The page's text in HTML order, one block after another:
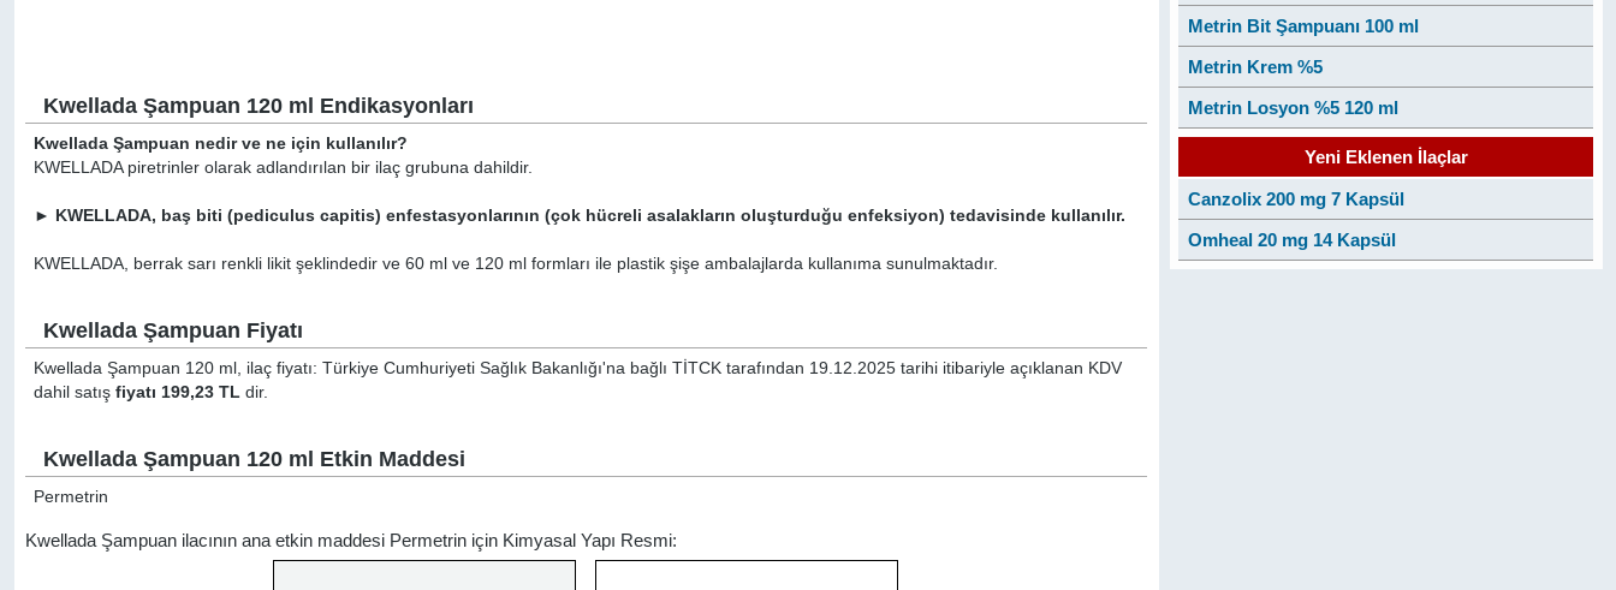
Kwellada Şampuan 120 ml Endikasyonları
Kwellada Şampuan nedir ve ne için kullanılır?
KWELLADA piretrinler olarak adlandırılan bir ilaç grubuna dahildir.
► KWELLADA, baş biti (pediculus capitis) enfestasyonlarının (çok hücreli asalakların oluşturduğu enfeksiyon) tedavisinde kullanılır.
KWELLADA, berrak sarı renkli likit şeklindedir ve 60 ml ve 120 ml formları ile plastik şişe ambalajlarda kullanıma sunulmaktadır.
Kwellada Şampuan Fiyatı
Kwellada Şampuan 120 ml, ilaç fiyatı: Türkiye Cumhuriyeti Sağlık Bakanlığı'na bağlı TİTCK tarafından 19.12.2025 tarihi itibariyle açıklanan KDV
dahil satışfiyatı 199,23 TL dir.
Kwellada Şampuan 120 ml Etkin Maddesi
Permetrin
Kwellada Şampuan ilacının ana etkin maddesi Permetrin için Kimyasal Yapı Resmi:
Metrin Bit Şampuanı 100 ml
Metrin Krem %5
Metrin Losyon %5 120 ml
Yeni Eklenen İlaçlar
Canzolix 200 mg 7 Kapsül
Omheal 20 mg 14 Kapsül